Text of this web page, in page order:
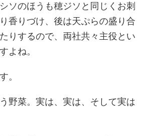
ソのほうも穂ジソと同じくお刺
香りづけ、後は天ぷらの盛り合
りするので、両社共々主役とい
よね。
。
野菜。実は、実は、そして実は